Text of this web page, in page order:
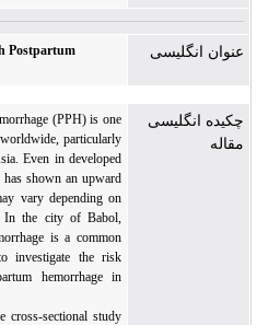
عنوان انگلیسی
Postpartum
چکیده انگلیسی
مقاله
(PPH) is one
worldwide, particularly
Even in developed
has shown an upward
vary depending on
In the city of Babol,
is a common
investigate the risk
hemorrhage in
cross-sectional study